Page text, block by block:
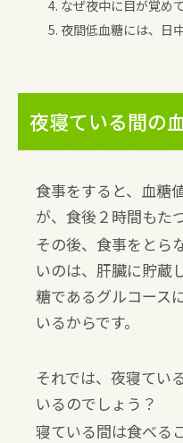
4. なぜ夜中に目が覚め
5. 夜間低血糖には、日
夜寝ている間の
食事をすると、血糖
が、食後２時間もた
その後、食事をとら
いのは、肝臓に貯蔵
糖であるグルコース
いるからです。
それでは、夜寝てい
いるのでしょう？
寝ている間は食べる